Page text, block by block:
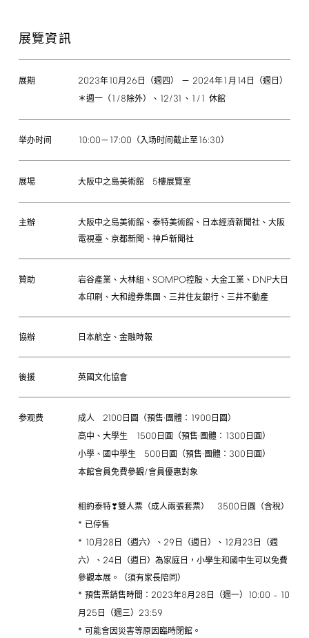
展覽資訊
展期 2023年10月 26 日（週四） － 2024年1 月 14日（週日）
＊週一（1/8除外）、 12/31 、 1/1 休館
举办时间 10:00－ 17:00 （入场时间截止至16:30）
展場 大阪中之島美術館 5樓展覽室
主辦
大阪中之島美術館、泰特美術館、日本經濟新聞社、大阪
電視臺、京都新聞、神戶新聞社
贊助 岩谷產業、大林組、 SOMPO控股、大金工業、 DNP大日
本印刷、大和證券集團、三井住友銀行、三井不動產
協辦 日本航空、金融時報
後援 英國文化協會
参观费 成人 2100 日圓（預售·團體： 1900 日圓）
高中、大學生
1500 日圓（預售·團體： 1300 日圓）
小學、國中學生 500 日圓（預售·團體： 300 日圓）
本館會員免費參觀/會員優惠對象
相約泰特❣雙人票（成人兩張套票） 3500 日圓（含稅）
* 已停售
* 10月 28 日（週六）、 29 日（週日）、 12月 23 日（週
六）、 24日（週日）為家庭日，小學生和國中生可以免費
參觀本展。（須有家長陪同）
* 預售票銷售時間： 2023年8月 28 日（週一） 10:00 – 10
月 25 日（週三） 23:59
* 可能會因災害等原因臨時閉館。